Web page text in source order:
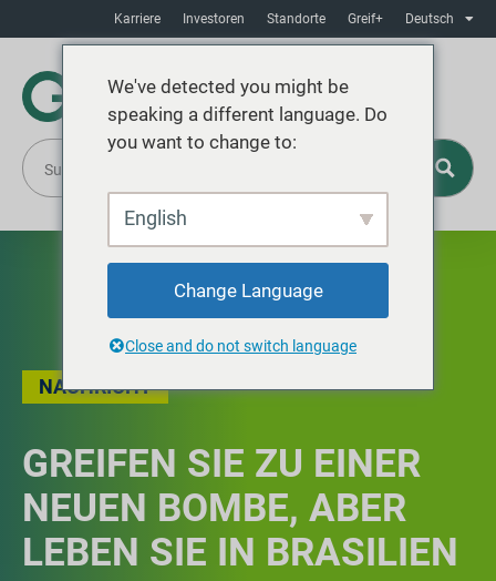
Karriere Investoren Standorte Greif+ Deutsch
NACHRICHT
GREIFEN SIE ZU EINER
NEUEN BOMBE, ABER
LEBEN SIE IN BRASILIEN
We've detected you might be
speaking a different language. Do
you want to change to:
English
Change Language
Close and do not switch language